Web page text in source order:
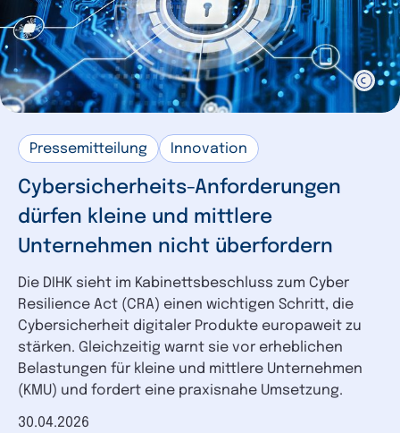
Pressemitteilung Innovation
Cybersicherheits-Anforderungen
dürfen kleine und mittlere
Unternehmen nicht überfordern
Die DIHK sieht im Kabinettsbeschluss zum Cyber
Resilience Act (CRA) einen wichtigen Schritt, die
Cybersicherheit digitaler Produkte europaweit zu
stärken. Gleichzeitig warnt sie vor erheblichen
Belastungen für kleine und mittlere Unternehmen
(KMU) und fordert eine praxisnahe Umsetzung.
Datum der Veröffentlichung
30.04.2026